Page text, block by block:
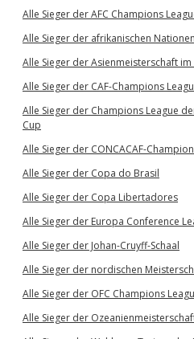
Alle Sieger der AFC Champions
Alle Sieger der afrikanischen
Alle Sieger der Asienmeisterschaft
Alle Sieger der CAF-Champions
Alle Sieger der Champions League
Cup
Alle Sieger der CONCACAF-
Alle Sieger der Copa do Brasil
Alle Sieger der Copa Libertadores
Alle Sieger der Europa Conference
Alle Sieger der Johan-Cruyff-Schaal
Alle Sieger der nordischen
Alle Sieger der OFC Champions
Alle Sieger der